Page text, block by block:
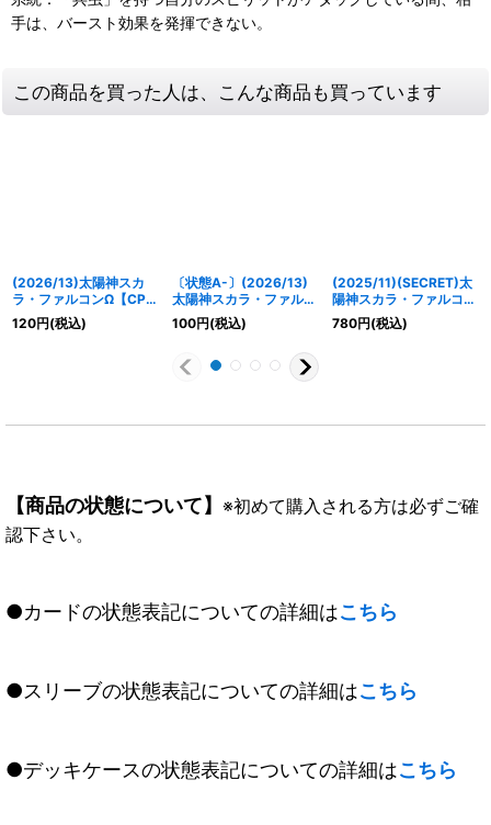
手は、バースト効果を発揮できない。
この商品を買った人は、こんな商品も買っています
(2026/13)太陽神スカ
ラ・ファルコンΩ【CP】
{BS76-CP03}《緑》
120円(税込)
〔状態A-〕(2026/13)
太陽神スカラ・ファルコ
ンΩ【CP】{BS76-
CP03}《緑》
100円(税込)
(2025/11)(SECRET)太
陽神スカラ・ファルコン
【X-SEC】{BS71-X04}
《緑》
780円(税込)
【商品の状態について】 ※初めて購入される方は必ずご確
認下さい。
●カードの状態表記についての詳細はこちら
●スリーブの状態表記についての詳細はこちら
●デッキケースの状態表記についての詳細はこちら